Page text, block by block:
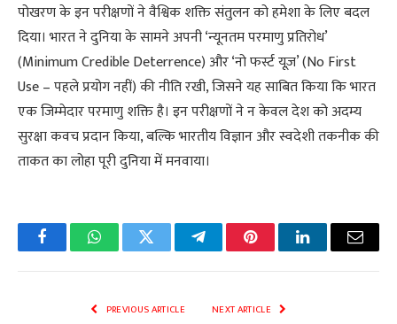
पोखरण के इन परीक्षणों ने वैश्विक शक्ति संतुलन को हमेशा के लिए बदल
दिया। भारत ने दुनिया के सामने अपनी ‘न्यूनतम परमाणु प्रतिरोध’
(Minimum Credible Deterrence) और ‘नो फर्स्ट यूज़’ (No First
Use – पहले प्रयोग नहीं) की नीति रखी, जिसने यह साबित किया कि भारत
एक जिम्मेदार परमाणु शक्ति है। इन परीक्षणों ने न केवल देश को अदम्य
सुरक्षा कवच प्रदान किया, बल्कि भारतीय विज्ञान और स्वदेशी तकनीक की
ताकत का लोहा पूरी दुनिया में मनवाया।
FacebookWhatsAppTwitter TelegramPinterestLinkedInEmail
PREVIOUS ARTICLE NEXT ARTICLE